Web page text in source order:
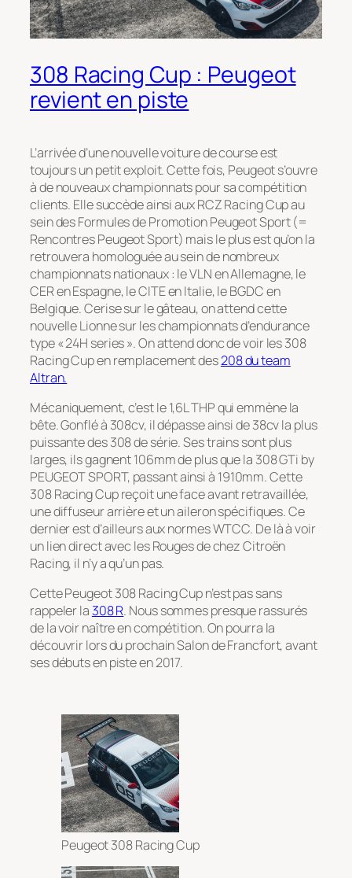
308 Racing Cup : Peugeot
revient en piste
L’arrivée d’une nouvelle voiture de course est
toujours un petit exploit. Cette fois, Peugeot s’ouvre
à de nouveaux championnats pour sa compétition
clients. Elle succède ainsi aux RCZ Racing Cup au
sein des Formules de Promotion Peugeot Sport (=
Rencontres Peugeot Sport) mais le plus est qu’on la
retrouvera homologuée au sein de nombreux
championnats nationaux : le VLN en Allemagne, le
CER en Espagne, le CITE en Italie, le BGDC en
Belgique. Cerise sur le gâteau, on attend cette
nouvelle Lionne sur les championnats d’endurance
type « 24H series ». On attend donc de voir les 308
Racing Cup en remplacement des208 du team
Altran.
Mécaniquement, c’est le 1,6L THP qui emmène la
bête. Gonflé à 308cv, il dépasse ainsi de 38cv la plus
puissante des 308 de série. Ses trains sont plus
larges, ils gagnent 106mm de plus que la 308 GTi by
PEUGEOT SPORT, passant ainsi à 1910mm. Cette
308 Racing Cup reçoit une face avant retravaillée,
une diffuseur arrière et un aileron spécifiques. Ce
dernier est d’ailleurs aux normes WTCC. De là à voir
un lien direct avec les Rouges de chez Citroën
Racing, il n’y a qu’un pas.
Cette Peugeot 308 Racing Cup n’est pas sans
rappeler la 308 R. Nous sommes presque rassurés
de la voir naître en compétition. On pourra la
découvrir lors du prochain Salon de Francfort, avant
ses débuts en piste en 2017.
Peugeot 308 Racing Cup